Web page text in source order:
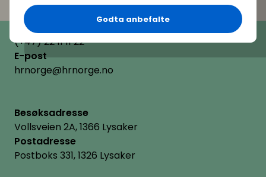
Godta anbefalte
Telefon
(+47) 22 11 11 22
E-post
hrnorge@hrnorge.no
Besøksadresse
Vollsveien 2A, 1366 Lysaker
Postadresse
Postboks 331, 1326 Lysaker